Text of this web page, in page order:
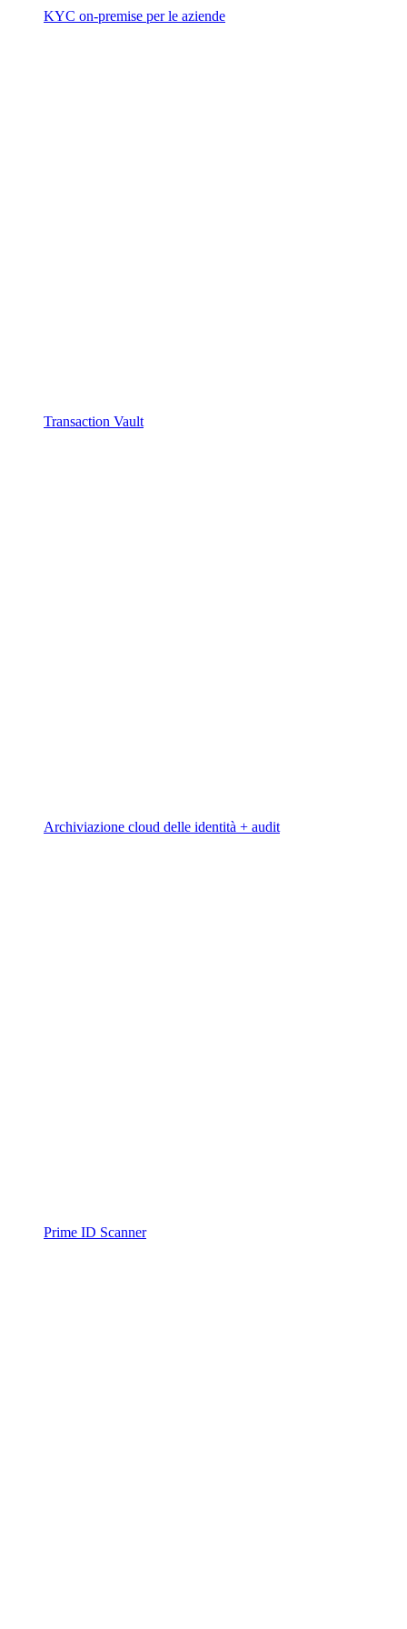
KYC on-premise per le aziende
Transaction Vault
Archiviazione cloud delle identità + audit
Prime ID Scanner